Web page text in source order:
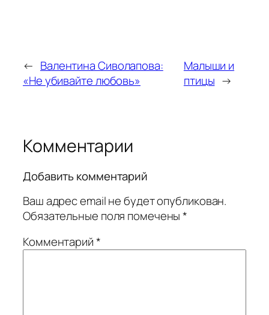
← Валентина Сиволапова:
«Не убивайте любовь»
Малыши и
птицы →
Комментарии
Добавить комментарий
Ваш адрес email не будет опубликован.
Обязательные поля помечены*
Комментарий*